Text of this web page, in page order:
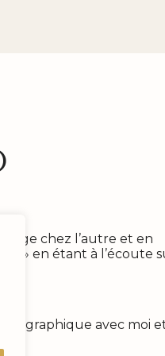
chez l’autre et en
» en étant à l’écoute
avec moi